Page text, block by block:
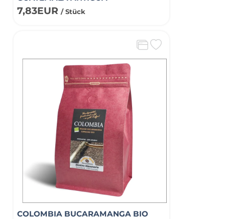
7,83EUR/ Stück
COLOMBIA BUCARAMANGA BIO